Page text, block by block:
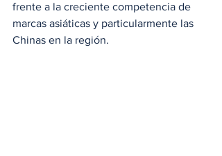
frente a la creciente competencia de
marcas asiáticas y particularmente las
Chinas en la región.